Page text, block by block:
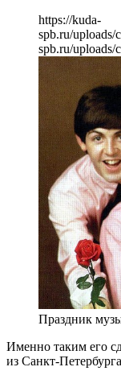
https://kuda-
spb.ru/uploads/
spb.ru/uploads/
Праздник
Именно таким его
из Санкт-